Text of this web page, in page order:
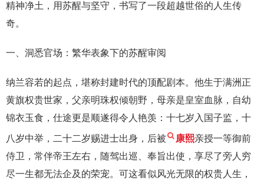
精神净土，用苏醒与坚守，书写了一段超越世俗的人生传
奇。
一、洞悉官场：繁华表象下的苏醒审阅
纳兰容若的起点，堪称封建时代的顶配剧本。他生于满洲正
黄旗权贵世家，父亲明珠权倾朝野，母亲是皇室血脉，自幼
锦衣玉食，仕途更是顺遂得令人艳羡：十七岁入国子监，十
八岁中举，二十二岁赐进士出身，后被 康熙亲授一等御前
侍卫，常伴帝王左右，随驾出巡、奉旨出使，享尽了旁人穷
尽一生都无法企及的荣宠。可这看似风光无限的权贵人生，